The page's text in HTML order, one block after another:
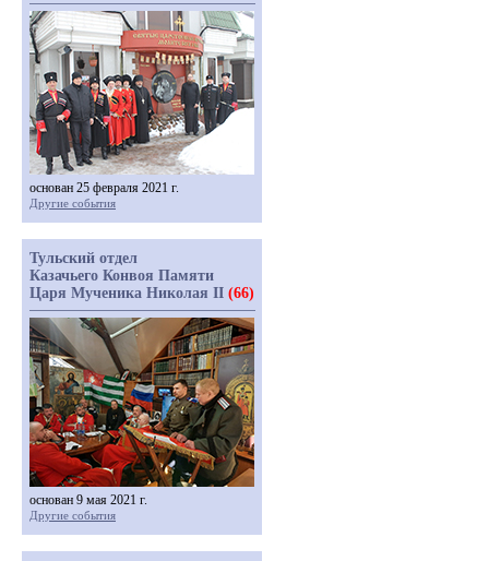
основан 25 февраля 2021 г.
Другие события
Тульский отдел
Казачьего Конвоя Памяти
Царя Мученика Николая II (66)
основан 9 мая 2021 г.
Другие события